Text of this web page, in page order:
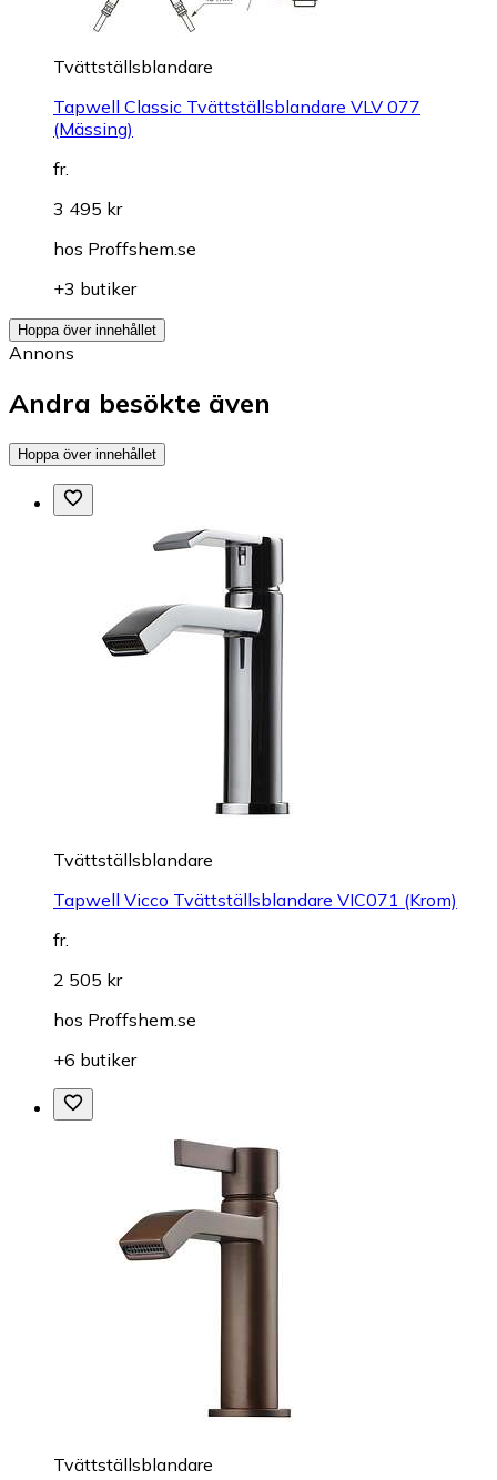
Tvättställsblandare
Tapwell Classic Tvättställsblandare VLV 077
(Mässing)
fr.
3 495 kr
hos Proffshem.se
+3 butiker
Hoppa över innehållet
Annons
Andra besökte även
Hoppa över innehållet
Tvättställsblandare
Tapwell Vicco Tvättställsblandare VIC071 (Krom)
fr.
2 505 kr
hos Proffshem.se
+6 butiker
Tvättställsblandare